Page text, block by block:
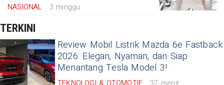
NASIONAL 3 minggu
TERKINI
Review Mobil Listrik Mazda 6e Fastback
2026: Elegan, Nyaman, dan Siap
Menantang Tesla Model 3!